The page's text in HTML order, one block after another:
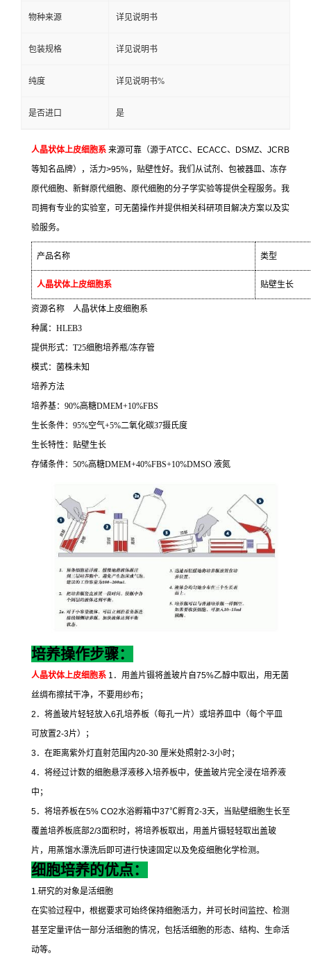
物种来源 详见说明书
包装规格 详见说明书
纯度 详见说明书%
是否进口 是
人晶状体上皮细胞系 来源可靠（源于ATCC、 ECACC、 DSMZ、 JCRB
等知名品牌），活力>95%，贴壁性好。我们从试剂、包被器皿、冻存
原代细胞、新鲜原代细胞、原代细胞的分子学实验等提供全程服务。我
司拥有专业的实验室，可无菌操作并提供相关科研项目解决方案以及实
验服务。
产品名称 类型
人晶状体上皮细胞系 贴壁生长
资源名称 人晶状体上皮细胞系
种属： HLEB3
提供形式： T25细胞培养瓶/冻存管
模式：菌株未知
培养方法
培养基： 90%高糖DMEM+10%FBS
生长条件： 95%空气+5%二氧化碳37摄氏度
生长特性：贴壁生长
存储条件： 50%高糖DMEM+40%FBS+10%DMSO 液氮
培养操作步骤：
人晶状体上皮细胞系 1 ．用盖片镊将盖玻片自75%乙醇中取出，用无菌
丝绸布擦拭干净，不要用纱布；
2 ．将盖玻片轻轻放入6孔培养板（每孔一片）或培养皿中（每个平皿
可放置2-3片）；
3．在距离紫外灯直射范围内20-30 厘米处照射2-3小时；
4．将经过计数的细胞悬浮液移入培养板中，使盖玻片完全浸在培养液
中；
5．将培养板在5% CO2水浴孵箱中37℃孵育2-3天，当贴壁细胞生长至
覆盖培养板底部2/3面积时，将培养板取出，用盖片镊轻轻取出盖玻
片，用蒸馏水漂洗后即可进行快速固定以及免疫细胞化学检测。
细胞培养的优点：
1.研究的对象是活细胞
在实验过程中，根据要求可始终保持细胞活力，并可长时间监控、检测
甚至定量评估一部分活细胞的情况，包括活细胞的形态、结构、生命活
动等。